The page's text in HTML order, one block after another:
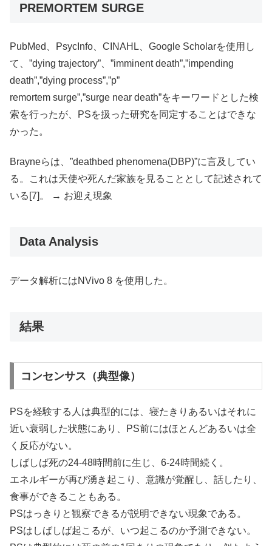
PREMORTEM SURGE
PubMed、PsycInfo、CINAHL、Google Scholarを使用し
て、”dying trajectory”、”imminent death”,”impending
death”,”dying process”,”p”
remortem surge”,”surge near death”をキーワードとした検
索を行ったが、PSを扱った研究を同定することはできな
かった。
Brayneらは、”deathbed phenomena(DBP)”に言及してい
る。これは天使や死んだ家族を見ることとして記述されて
いる[7]。 → お迎え現象
Data Analysis
データ解析にはNVivo 8 を使用した。
結果
コンセンサス（典型像）
PSを経験する人は典型的には、寝たきりあるいはそれに
近い衰弱した状態にあり、PS前にはほとんどあるいは全
く反応がない。
しばしば死の24-48時間前に生じ、6-24時間続く。
エネルギーが再び湧き起こり、意識が覚醒し、話したり、
食事ができることもある。
PSはっきりと観察できるが説明できない現象である。
PSはしばしば起こるが、いつ起こるのか予測できない。